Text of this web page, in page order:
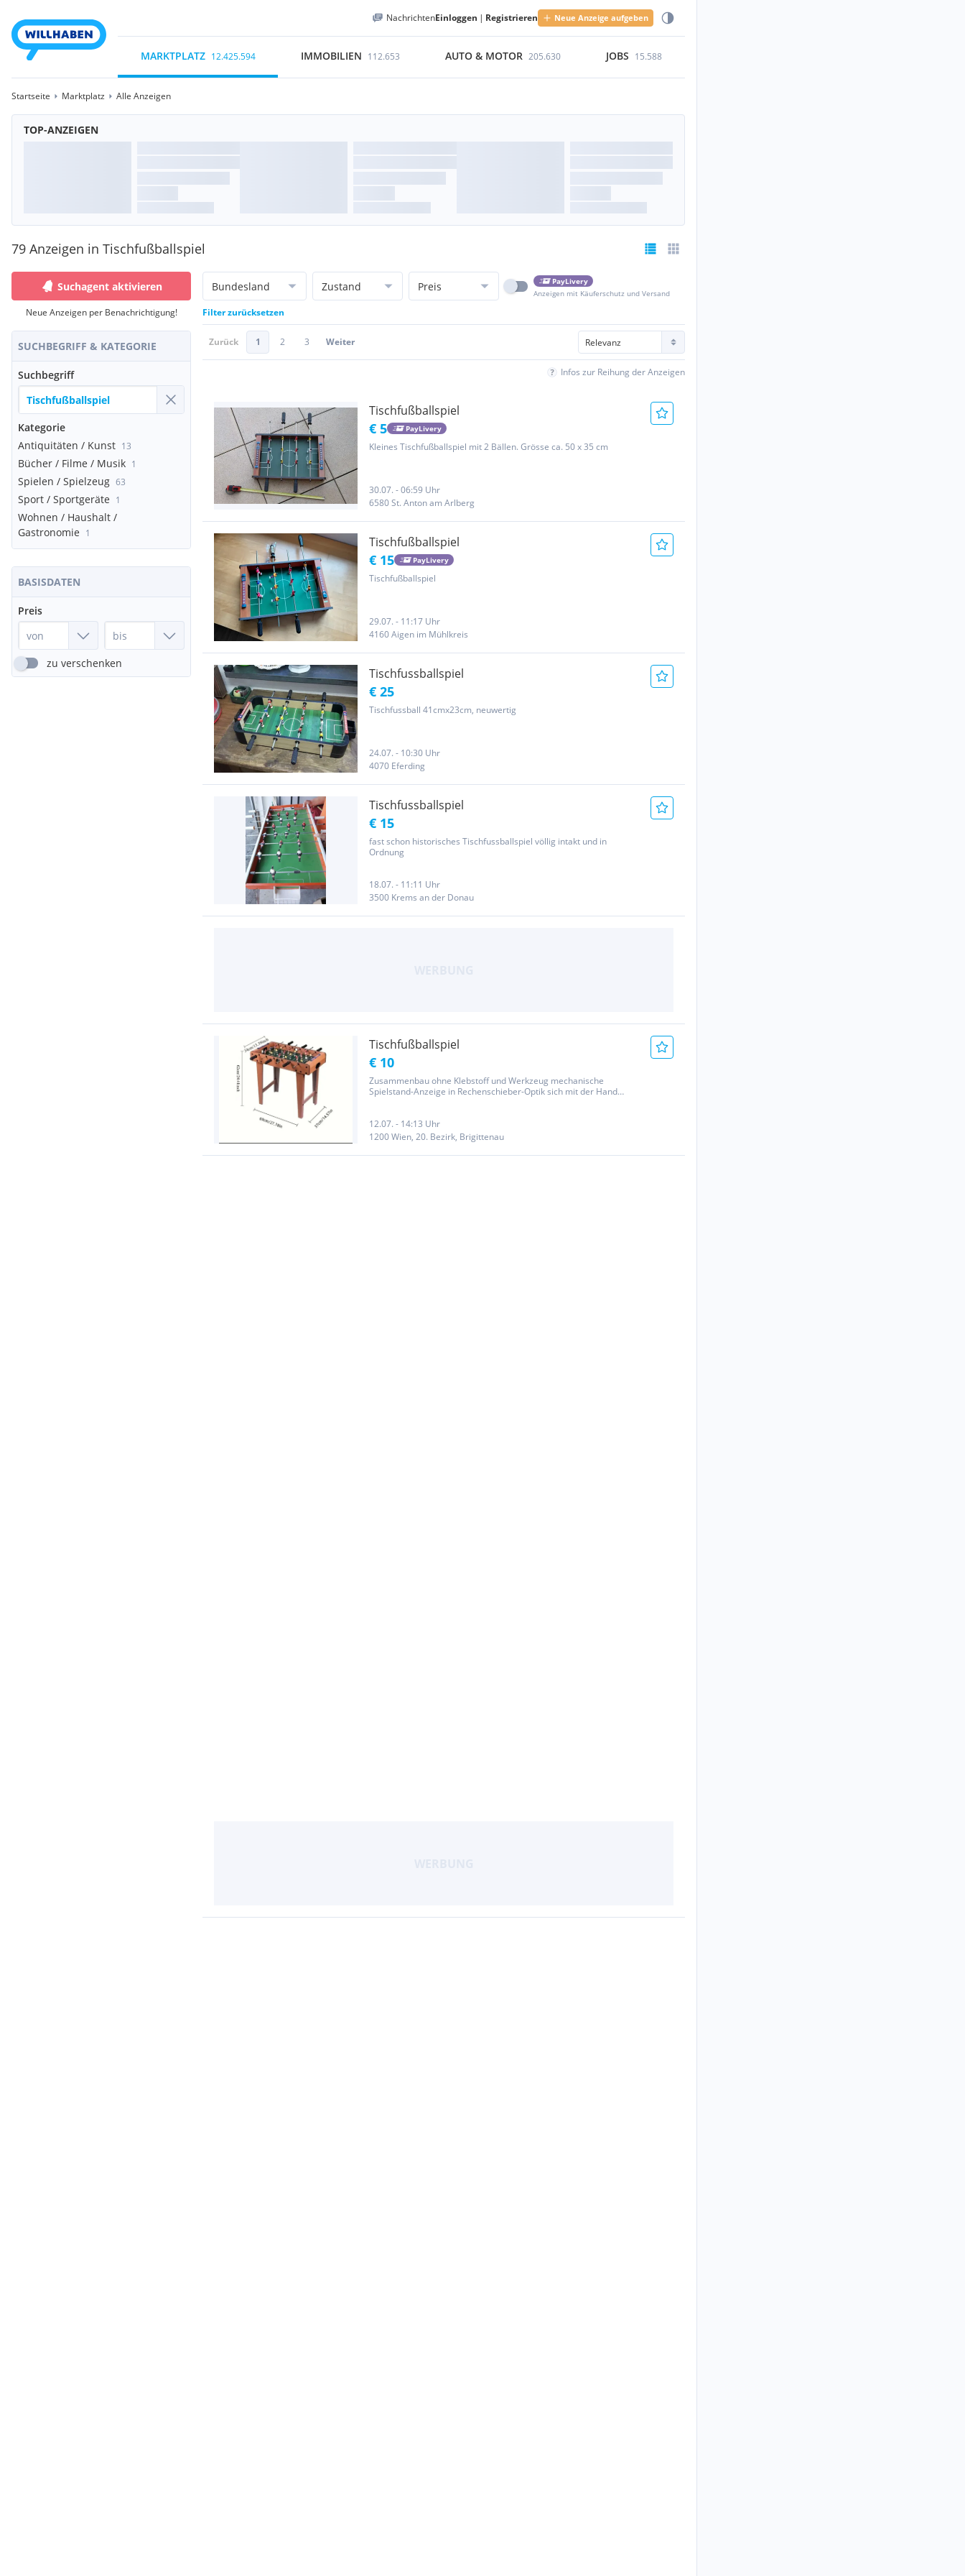
NachrichtenEinloggen | Registrieren Neue Anzeige aufgeben
MARKTPLATZ 12.425.594 IMMOBILIEN 112.653 AUTO & MOTOR 205.630 JOBS 15.588
Startseite Marktplatz Alle Anzeigen
TOP-ANZEIGEN
79 Anzeigen in Tischfußballspiel
Suchagent aktivieren
Neue Anzeigen per Benachrichtigung!
SUCHBEGRIFF & KATEGORIE
Suchbegriff
Kategorie
Antiquitäten / Kunst 13
Bücher / Filme / Musik 1
Spielen / Spielzeug 63
Sport / Sportgeräte 1
Wohnen / Haushalt /
Gastronomie 1
BASISDATEN
Preis
zu verschenken
Bundesland Zustand Preis
PayLivery
Anzeigen mit Käuferschutz und Versand
Filter zurücksetzen
Zurück 1 2 3 Weiter
Infos zur Reihung der Anzeigen
Tischfußballspiel
€ 5 PayLivery
Kleines Tischfußballspiel mit 2 Bällen. Grösse ca. 50 x 35 cm
30.07. - 06:59 Uhr
6580 St. Anton am Arlberg
Tischfußballspiel
€ 15 PayLivery
Tischfußballspiel
29.07. - 11:17 Uhr
4160 Aigen im Mühlkreis
Tischfussballspiel
€ 25
Tischfussball 41cmx23cm, neuwertig
24.07. - 10:30 Uhr
4070 Eferding
Tischfussballspiel
€ 15
fast schon historisches Tischfussballspiel völlig intakt und in
Ordnung
18.07. - 11:11 Uhr
3500 Krems an der Donau
Tischfußballspiel
€ 10
Zusammenbau ohne Klebstoff und Werkzeug mechanische
Spielstand-Anzeige in Rechenschieber-Optik sich mit der Hand
12.07. - 14:13 Uhr
1200 Wien, 20. Bezirk, Brigittenau